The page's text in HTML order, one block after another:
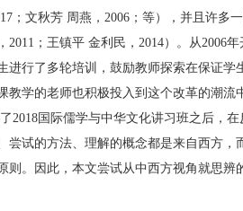
；文秋芳 周燕，2006；等），并且许多
；王镇平 金利民，2014）。从2006年
进行了多轮培训，鼓励教师探索在保证学
教学的老师也积极投入到这个改革的潮流
2018国际儒学与中华文化讲习班之后，在
尝试的方法、理解的概念都是来自西方，
则。因此，本文尝试从中西方视角就思辨